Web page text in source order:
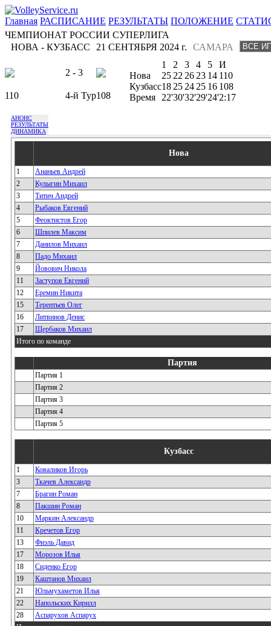
Главная РАСПИСАНИЕ РЕЗУЛЬТАТЫ ПОЛОЖЕНИЕ
ЧЕМПИОНАТ РОССИИ СУПЕРЛИГА
НОВА - КУЗБАСС
САМАРА
21 СЕНТЯБРЯ 2024 г.
2 - 3
110 4-й Тур108
1 2 3 4 5
И
Нова
25 22 26 23 14 110
Кузбасс18 25 24 25 16 108
Время
22'30'32'29'24'2:17
АНОНС
РЕЗУЛЬТАТЫ
ДИНАМИКА
Нова
1
Ананьев Андрей
2
Кулыгин Михаил
3
Титич Андрей
4
Рыбаков Евгений
5
Феоктистов Егор
6
Шпилев Максим
7
Данилов Михаил
8
Падо Михаил
9
Йовович Никола
11
Заступов Евгений
12
Еремин Никита
15
Терентьев Олег
16
Литвинов Денис
17
Щербаков Михаил
Итого по команде
Партия
Партия 1
Партия 2
Партия 3
Партия 4
Партия 5
Кузбасс
1
Коваликов Игорь
3
Ткачев Александр
7
Брагин Роман
8
Пакшин Роман
10
Маркин Александр
11
Кречетов Егор
13
Фиэль Давид
17
Морозов Илья
18
Сиденко Егор
19
Каштанов Михаил
21
Юльмухаметов Илья
22
Напольских Кирилл
28
Аспарухов Аспарух